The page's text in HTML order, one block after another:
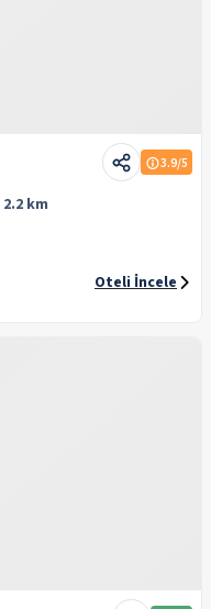
3.9/5
2.2 km
Oteli İncele